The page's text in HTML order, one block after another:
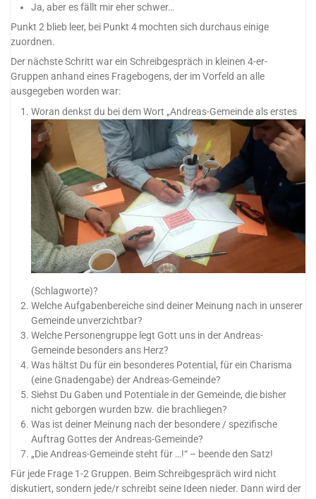
Ja, aber es fällt mir eher schwer…
Punkt 2 blieb leer, bei Punkt 4 mochten sich durchaus einige
zuordnen.
Der nächste Schritt war ein Schreibgespräch in kleinen 4-er-
Gruppen anhand eines Fragebogens, der im Vorfeld an alle
ausgegeben worden war:
Woran denkst du bei dem Wort „Andreas-Gemeinde als erstes
(Schlagworte)?
Welche Aufgabenbereiche sind deiner Meinung nach in unserer
Gemeinde unverzichtbar?
Welche Personengruppe legt Gott uns in der Andreas-
Gemeinde besonders ans Herz?
Was hältst Du für ein besonderes Potential, für ein Charisma
(eine Gnadengabe) der Andreas-Gemeinde?
Siehst Du Gaben und Potentiale in der Gemeinde, die bisher
nicht geborgen wurden bzw. die brachliegen?
Was ist deiner Meinung nach der besondere / spezifische
Auftrag Gottes der Andreas-Gemeinde?
„Die Andreas-Gemeinde steht für …!“ – beende den Satz!
Für jede Frage 1-2 Gruppen. Beim Schreibgespräch wird nicht
diskutiert, sondern jede/r schreibt seine Ideen nieder. Dann wird der